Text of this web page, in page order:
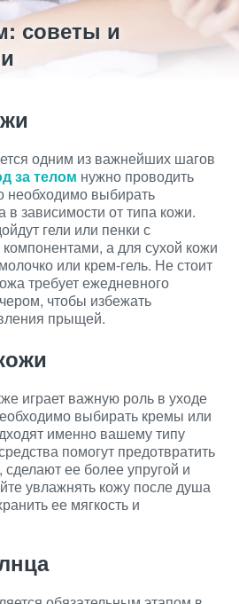
советы и
одним из важнейших шагов
за телом нужно проводить
необходимо выбирать
зависимости от типа кожи.
гели или пенки с
а для сухой кожи
или крем-гель. Не стоит
требует ежедневного
чтобы избежать
прыщей.
играет важную роль в уходе
выбирать кремы или
именно вашему типу
помогут предотвратить
ее более упругой и
увлажнять кожу после душа
ее мягкость и